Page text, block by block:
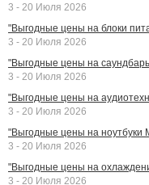
3 - 20 Июля 2026
"Выгодные цены на блоки
3 - 20 Июля 2026
"Выгодные цены на
3 - 20 Июля 2026
"Выгодные цены на
3 - 20 Июля 2026
"Выгодные цены на ноутбуки
3 - 20 Июля 2026
"Выгодные цены на
3 - 20 Июля 2026